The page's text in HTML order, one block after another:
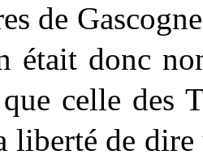
de
était donc
celle des
liberté de